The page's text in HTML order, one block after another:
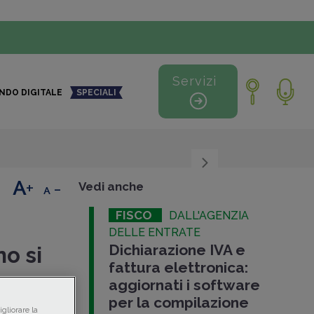
DIGITALE SPECIALI
Servizi
si
da
+ - Vedi anche
FISCO
DALL'AGENZIA
DELLE ENTRATE
Dichiarazione IVA e
fattura elettronica:
aggiornati i software
per la compilazione
la